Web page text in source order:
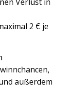
Verlust in
2 € je
außerdem